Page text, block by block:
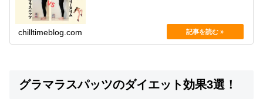
chilltimeblog.com
グラマラスパッツのダイエット効果3選！